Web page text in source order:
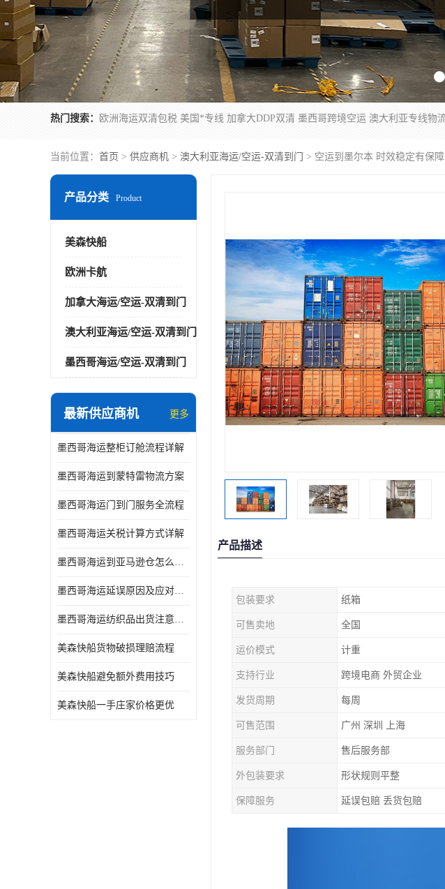
热门搜索：
当前位置： 首页 > 供应商机 > 澳大利亚海运/空运-双清到门 > 空运到墨尔本 时效稳定有保障
产品分类 Product
美森快船
欧洲卡航
加拿大海运/空运-双清到门
澳大利亚海运/空运-双清到门
墨西哥海运/空运-双清到门
最新供应商机 更多
墨西哥海运整柜订舱流程详解
墨西哥海运到蒙特雷物流方案
墨西哥海运门到门服务全流程
墨西哥海运关税计算方式详解
墨西哥海运到亚马逊仓怎么操作
墨西哥海运延误原因及应对办法
墨西哥海运纺织品出货注意事项
美森快船货物破损理赔流程
美森快船避免额外费用技巧
美森快船一手庄家价格更优
产品描述
包装要求 纸箱
可售卖地 全国
运价模式 计重
支持行业 跨境电商 外贸企业
发货周期 每周
可售范围 广州 深圳 上海
服务部门 售后服务部
外包装要求 形状规则平整
保障服务 延误包赔 丢货包赔